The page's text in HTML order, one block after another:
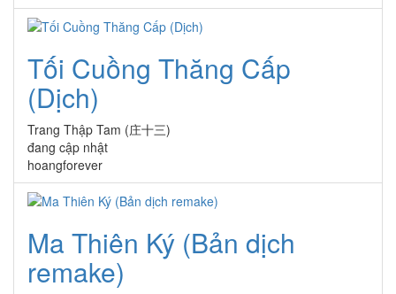
Tối Cuồng Thăng Cấp
(Dịch)
Trang Thập Tam (庄十三)
đang cập nhật
hoangforever
Ma Thiên Ký (Bản dịch
remake)